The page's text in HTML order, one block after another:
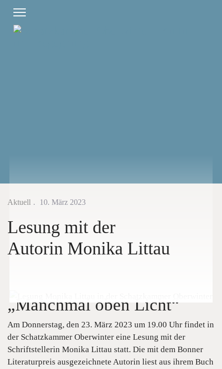
Aktuell 10. März 2023
Lesung mit der
Autorin Monika Littau
„Manchmal oben Licht“
Am Donnerstag, den 23. März 2023 um 19.00 Uhr findet in
der Schatzkammer Oberwinter eine Lesung mit der
Schriftstellerin Monika Littau statt. Die mit dem Bonner
Literaturpreis ausgezeichnete Autorin liest aus ihrem Buch